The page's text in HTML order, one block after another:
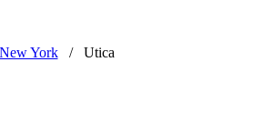
New York / Utica